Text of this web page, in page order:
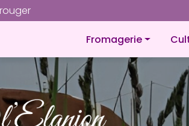
Fromagerie
À propos
Fromages
Petites gourmandises